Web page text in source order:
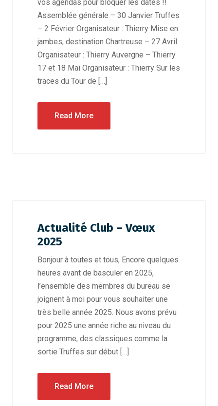
vos agendas pour bloquer les dates !!
Assemblée générale – 30 Janvier Truffes
– 2 Février Organisateur : Thierry Mise en
jambes, destination Chartreuse – 27 Avril
Organisateur : Thierry Auvergne – Thierry
17 et 18 Mai Organisateur : Thierry Sur les
traces du Tour de […]
Read More
Actualité Club – Vœux
2025
Bonjour à toutes et tous, Encore quelques
heures avant de basculer en 2025,
l’ensemble des membres du bureau se
joignent à moi pour vous souhaiter une
très belle année 2025. Nous avons prévu
pour 2025 une année riche au niveau du
programme, des classiques comme la
sortie Truffes sur début […]
Read More